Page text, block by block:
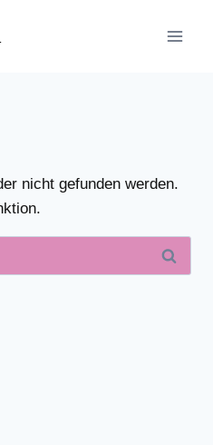
nicht gefunden werden.